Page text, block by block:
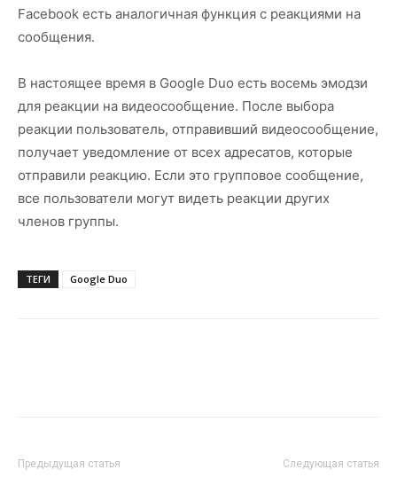
Facebook есть аналогичная функция с реакциями на
сообщения.
В настоящее время в Google Duo есть восемь эмодзи
для реакции на видеосообщение. После выбора
реакции пользователь, отправивший видеосообщение,
получает уведомление от всех адресатов, которые
отправили реакцию. Если это групповое сообщение,
все пользователи могут видеть реакции других
членов группы.
ТЕГИ Google Duo
Предыдущая статья Следующая статья